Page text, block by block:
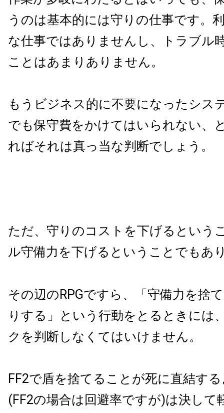
うのは基本的には守りの仕事です。
な仕事ではありませんし、トラブル
ことはあまりありません。
もうビジネス的に不要になったシス
でも保守費をかけてはいられない、
ればそれは真っ当な判断でしょう。
ただ、守りのコストを下げるという
ル守備力を下げるということでもあ
その辺のRPGですら、「守備力を捨
りする」という行動をとるときには
クを判断しなくてはいけません。
FF2で盾を捨てることが死に直結す
(FF2の場合は回避率ですが)は決して